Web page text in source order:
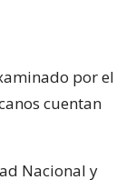
por el
cuentan
Nacional y